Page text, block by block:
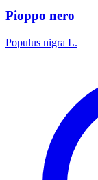
Pioppo nero
Populus nigra L.